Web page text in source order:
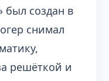
был создан в
снимал
решёткой и